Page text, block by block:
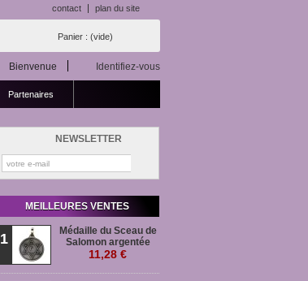
contact plan du site
Panier : (vide)
Bienvenue Identifiez-vous
Partenaires
NEWSLETTER
MEILLEURES VENTES
1
Médaille du Sceau de
Salomon argentée
11,28 €